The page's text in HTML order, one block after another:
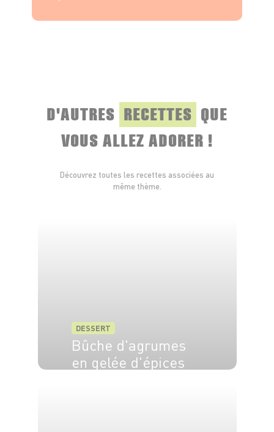
concassées, poudrez de sucre glace et laissez
D'AUTRES RECETTES QUE
VOUS ALLEZ ADORER !
Découvrez toutes les recettes associées au
même thème.
DESSERT
Bûche d'agrumes
en gelée d'épices